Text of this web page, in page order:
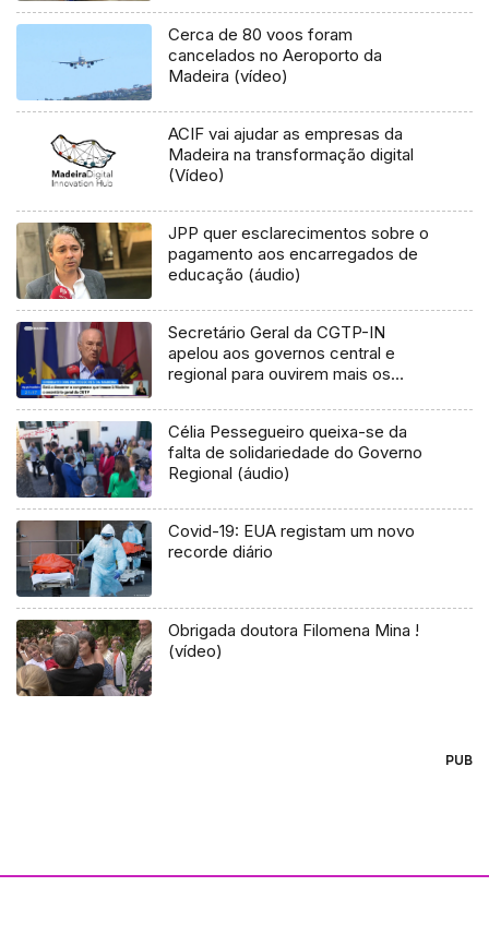
Cerca de 80 voos foram
cancelados no Aeroporto da
Madeira (vídeo)
ACIF vai ajudar as empresas da
Madeira na transformação digital
(Vídeo)
JPP quer esclarecimentos sobre o
pagamento aos encarregados de
educação (áudio)
Secretário Geral da CGTP-IN
apelou aos governos central e
regional para ouvirem mais os
Célia Pessegueiro queixa-se da
falta de solidariedade do Governo
Regional (áudio)
Covid-19: EUA registam um novo
recorde diário
Obrigada doutora Filomena Mina !
(vídeo)
PUB